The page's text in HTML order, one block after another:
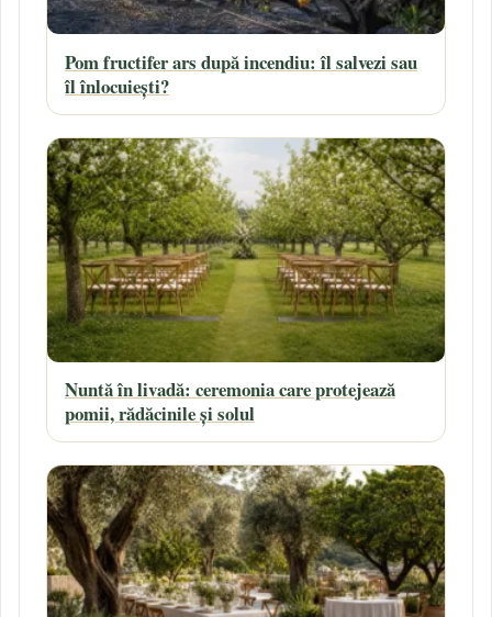
Pom fructifer ars după incendiu: îl salvezi sau
îl înlocuiești?
Nuntă în livadă: ceremonia care protejează
pomii, rădăcinile și solul